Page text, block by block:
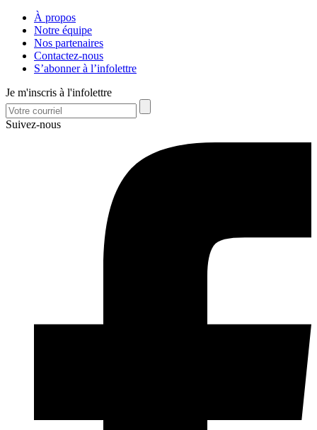
À propos
Notre équipe
Nos partenaires
Contactez-nous
S’abonner à l’infolettre
Je m'inscris à l'infolettre
Suivez-nous